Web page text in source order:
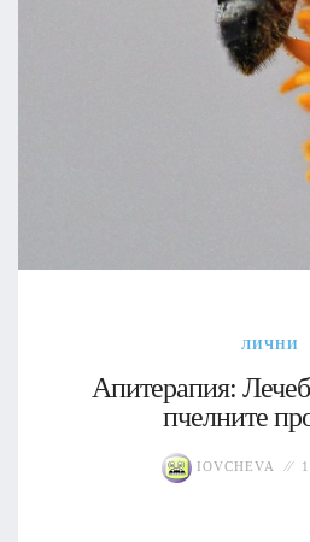
ЛИЧНИ
Апитерапия:
пчелните
IOVCHEVA